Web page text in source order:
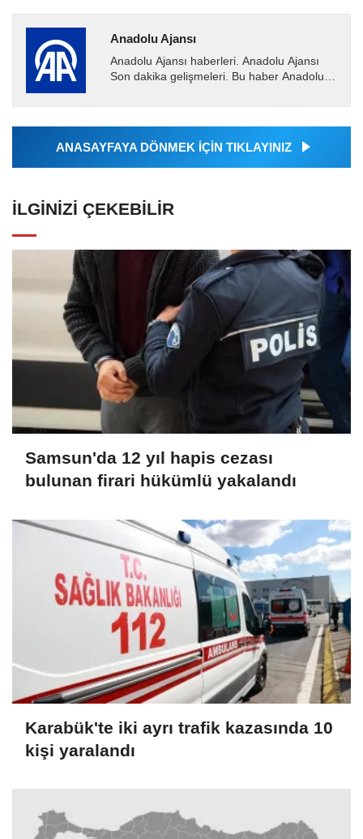
Anadolu Ajansı
Anadolu Ajansı haberleri. Anadolu Ajansı
Son dakika gelişmeleri. Bu haber Anadolu
Ajansı tarafından...
ANASAYFAYA DÖNMEK İÇİN TIKLAYINIZ
İLGINIZI ÇEKEBILIR
Samsun'da 12 yıl hapis cezası
bulunan firari hükümlü yakalandı
Karabük'te iki ayrı trafik kazasında 10
kişi yaralandı